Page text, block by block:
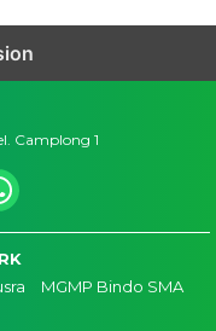
Camplong 1
MGMP Bindo SMA